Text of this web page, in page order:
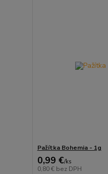
Pažítka Bohemia - 1g
0,99 €/ks
0,80 € bez DPH